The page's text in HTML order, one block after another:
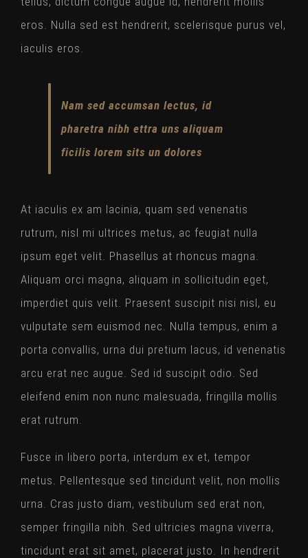
eros. Nulla sed est hendrerit, scelerisque purus vel,
iaculis eros.
Nam sed accumsan lectus, id
pharetra nibh ettra uns aliquam
ficilis lorem sits un dolores
At iaculis ex am lacinia, quam sed venenatis
rutrum, nisl mi ultrices metus, ac feugiat nulla
ipsum eget velit. Phasellus at rhoncus magna.
Aliquam orci magna, aliquam in sollicitudin eget,
imperdiet quis velit. Praesent suscipit nisi nisl, eu
vulputate sem euismod nec. Nulla tempus, enim a
porta convallis, urna dui pretium lacus, id venenatis
arcu erat nec augue. Sed id suscipit odio. Sed
eleifend enim non nunc malesuada, fringilla mollis
erat rutrum.
Fusce in libero porta, interdum ex et, tempor
metus. Pellentesque sed tincidunt velit, non mollis
urna. Cras justo diam, vestibulum sed erat non,
semper fringilla nibh. Sed ultricies magna viverra,
tincidunt erat sit amet, placerat justo. In hendrerit